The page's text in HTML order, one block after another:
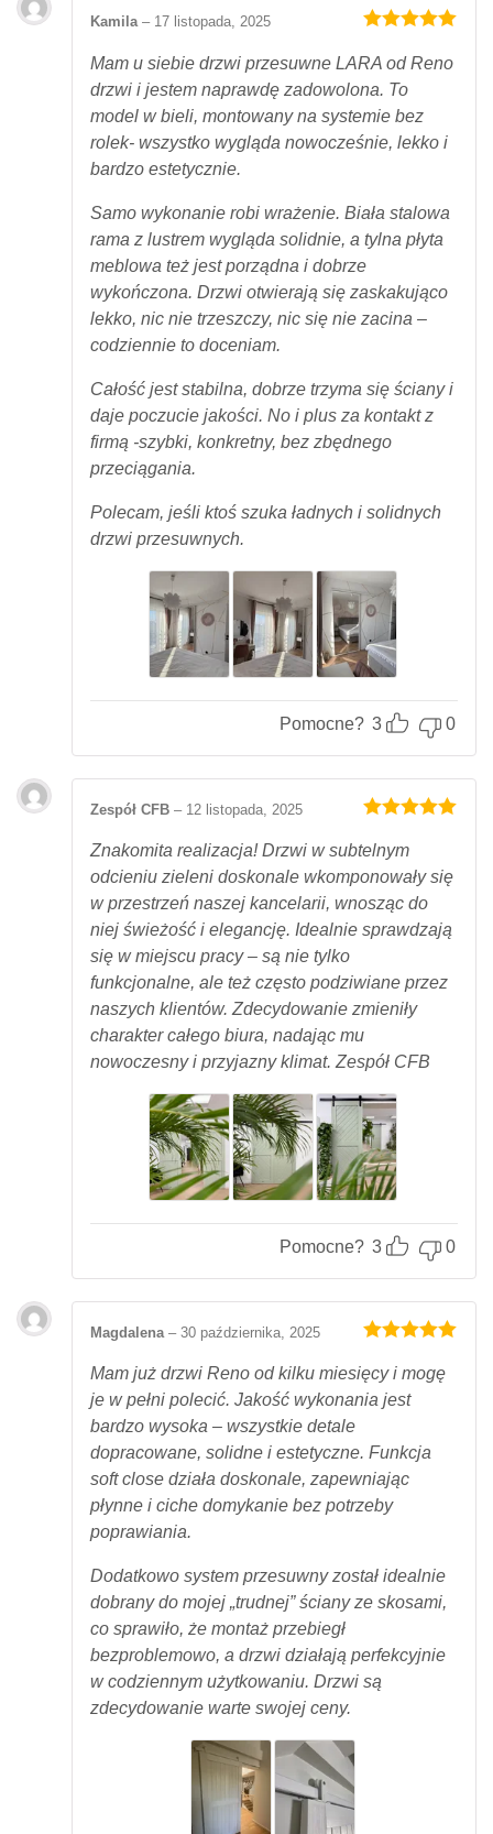
na 5.
Kamila – 17 listopada, 2025
Mam u siebie drzwi przesuwne LARA od Reno
drzwi i jestem naprawdę zadowolona. To
model w bieli, montowany na systemie bez
rolek- wszystko wygląda nowocześnie, lekko i
bardzo estetycznie.
Samo wykonanie robi wrażenie. Biała stalowa
rama z lustrem wygląda solidnie, a tylna płyta
meblowa też jest porządna i dobrze
wykończona. Drzwi otwierają się zaskakująco
lekko, nic nie trzeszczy, nic się nie zacina –
codziennie to doceniam.
Całość jest stabilna, dobrze trzyma się ściany i
daje poczucie jakości. No i plus za kontakt z
firmą -szybki, konkretny, bez zbędnego
przeciągania.
Polecam, jeśli ktoś szuka ładnych i solidnych
drzwi przesuwnych.
Pomocne? 3 0
na 5.
Zespół CFB – 12 listopada, 2025
Znakomita realizacja! Drzwi w subtelnym
odcieniu zieleni doskonale wkomponowały się
w przestrzeń naszej kancelarii, wnosząc do
niej świeżość i elegancję. Idealnie sprawdzają
się w miejscu pracy – są nie tylko
funkcjonalne, ale też często podziwiane przez
naszych klientów. Zdecydowanie zmieniły
charakter całego biura, nadając mu
nowoczesny i przyjazny klimat. Zespół CFB
Pomocne? 3 0
na 5.
Magdalena – 30 października, 2025
Mam już drzwi Reno od kilku miesięcy i mogę
je w pełni polecić. Jakość wykonania jest
bardzo wysoka – wszystkie detale
dopracowane, solidne i estetyczne. Funkcja
soft close działa doskonale, zapewniając
płynne i ciche domykanie bez potrzeby
poprawiania.
Dodatkowo system przesuwny został idealnie
dobrany do mojej „trudnej” ściany ze skosami,
co sprawiło, że montaż przebiegł
bezproblemowo, a drzwi działają perfekcyjnie
w codziennym użytkowaniu. Drzwi są
zdecydowanie warte swojej ceny.